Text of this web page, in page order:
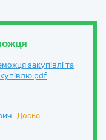
закупівлі та
Досьє